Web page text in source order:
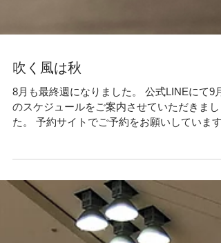
8月も最終週になりました。 公式LINEにて9月
た。 予約サイトでご予約をお願いしています
スタジオの名前変更に伴い システム上の都合
予約開始を 8月31日（水） とさせていただき
す。 お手数をおかけいたしますが...